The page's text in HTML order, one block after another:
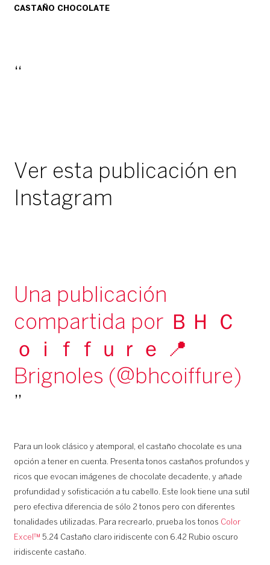
CASTAÑO CHOCOLATE
Ver esta publicación en
Instagram
Una publicación
compartida por ＢＨ Ｃ
ｏｉｆｆｕｒｅ 📍
Brignoles (@bhcoiffure)
Para un look clásico y atemporal, el castaño chocolate es una
opción a tener en cuenta. Presenta tonos castaños profundos y
ricos que evocan imágenes de chocolate decadente, y añade
profundidad y sofisticación a tu cabello. Este look tiene una sutil
pero efectiva diferencia de sólo 2 tonos pero con diferentes
tonalidades utilizadas. Para recrearlo, prueba los tonos Color
Excel™ 5.24 Castaño claro iridiscente con 6.42 Rubio oscuro
iridiscente castaño.